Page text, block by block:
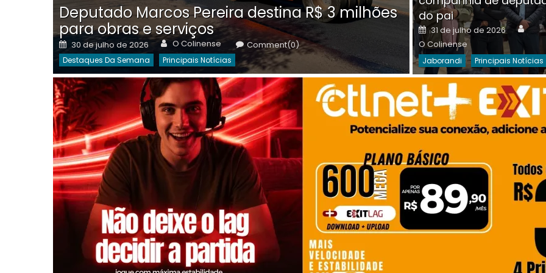
Deputado Marcos Pereira destina R$ 3 milhões
para obras e serviços
Posted
on
30 de julho de 2026 Author
O Colinense Comment(0)
Destaques Da Semana Principais Notícias
on
30 de julho de 2026 O
Destaques Da Semana
do pai
Posted
on
31 de julho de 2026
O Colinense
Jaborandi Principais Notícias